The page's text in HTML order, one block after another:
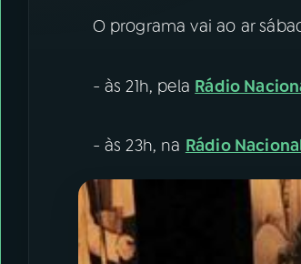
O programa vai ao ar
- às 21h, pela Rádio
- às 23h, na Rádio